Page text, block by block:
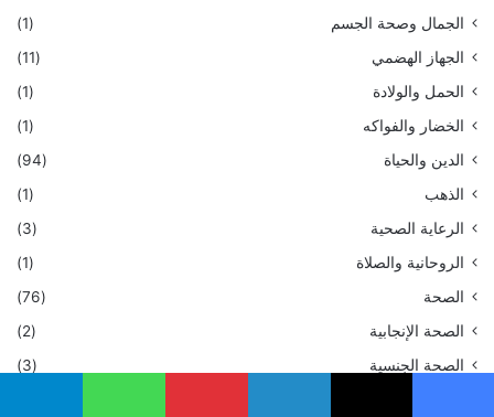
الجمال وصحة الجسم
(1)
الجهاز الهضمي
(11)
الحمل والولادة
(1)
الخضار والفواكه
(1)
الدين والحياة
(94)
الذهب
(1)
الرعاية الصحية
(3)
الروحانية والصلاة
(1)
الصحة
(76)
الصحة الإنجابية
(2)
الصحة الجنسية
(3)